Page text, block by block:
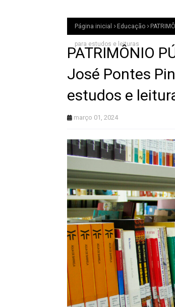
Página inicial Educação
para estudos e leituras
PATRIMÔNIO
José Pontes
estudos e
março 01, 2024